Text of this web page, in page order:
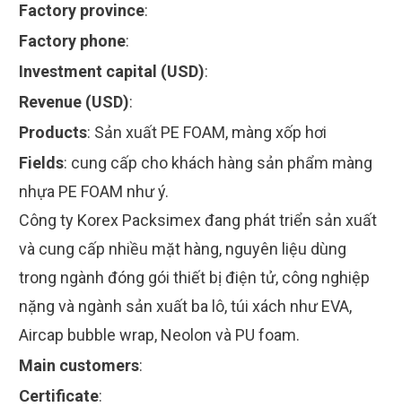
Factory province:
Factory phone:
Investment capital (USD):
Revenue (USD):
Products: Sản xuất PE FOAM, màng xốp hơi
Fields: cung cấp cho khách hàng sản phẩm màng
nhựa PE FOAM như ý.
Công ty Korex Packsimex đang phát triển sản xuất
và cung cấp nhiều mặt hàng, nguyên liệu dùng
trong ngành đóng gói thiết bị điện tử, công nghiệp
nặng và ngành sản xuất ba lô, túi xách như EVA,
Aircap bubble wrap, Neolon và PU foam.
Main customers:
Certificate: